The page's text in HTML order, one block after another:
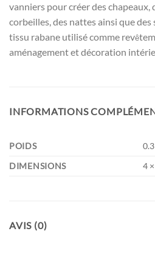
vanniers pour créer des chapeaux,
corbeilles, des nattes ainsi que des
tissu rabane utilisé comme revê
aménagement et décoration
INFORMATIONS
POIDS
DIMENSIONS
4
AVIS (0)